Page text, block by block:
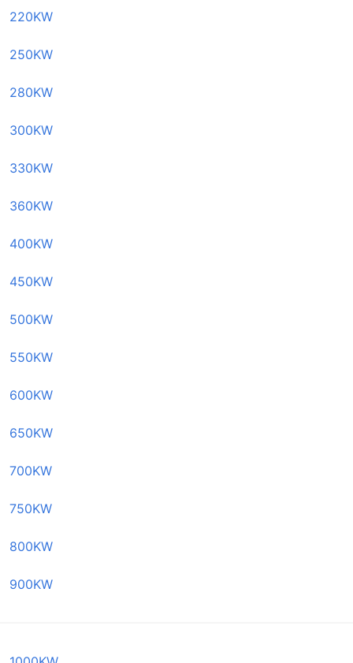
220KW
250KW
280KW
300KW
330KW
360KW
400KW
450KW
500KW
550KW
600KW
650KW
700KW
750KW
800KW
900KW